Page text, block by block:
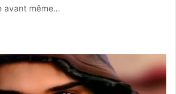
avant même…